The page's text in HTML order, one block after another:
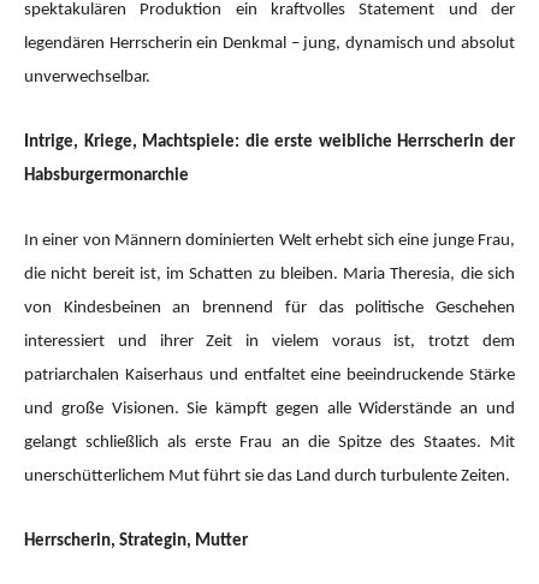
spektakulären Produktion ein kraftvolles Statement und der
legendären Herrscherin ein Denkmal – jung, dynamisch und absolut
unverwechselbar.
Intrige, Kriege, Machtspiele: die erste weibliche Herrscherin der
Habsburgermonarchie
In einer von Männern dominierten Welt erhebt sich eine junge Frau,
die nicht bereit ist, im Schatten zu bleiben. Maria Theresia, die sich
von Kindesbeinen an brennend für das politische Geschehen
interessiert und ihrer Zeit in vielem voraus ist, trotzt dem
patriarchalen Kaiserhaus und entfaltet eine beeindruckende Stärke
und große Visionen. Sie kämpft gegen alle Widerstände an und
gelangt schließlich als erste Frau an die Spitze des Staates. Mit
unerschütterlichem Mut führt sie das Land durch turbulente Zeiten.
Herrscherin, Strategin, Mutter